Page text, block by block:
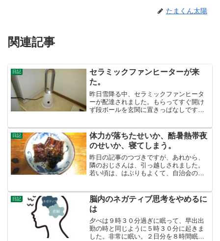
たまくん太陽
関連記事
日記
セラミックファンヒーターが来
た。
昨日雪降る中、セラミックファンヒータ
ーが配達されました。もらってすぐ開け
ず段ボールを玄関に置きっぱなしです。
た。利点 ①すぐ暖かくなること。エア
コンより大きな音がでます...
日記
体力が落ちたせいか、酷暑熱帯夜
のせいか、寝てしまう。
昨日の記事のつづきですが、あれから、
隣のおじさんは、引っ越しされました。
若い頃は、はぶりもよくて、自治会の
ました。私は、隣のおじさんに餞別を上
げました。たぶん近所の人で...
日記
脳内のネガティブ思考をやめるに
は
夕べは９時３０分過ぎに眠って、早出出
勤の時と同じように５時３０分に起きま
した。非常に眠い。２日分を８時間眠っ